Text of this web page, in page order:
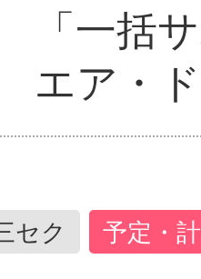
一括
ア・
セク 予定・